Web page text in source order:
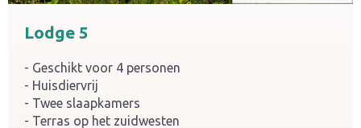
Lodge 5
Geschikt voor 4 personen
Huisdiervrij
Twee slaapkamers
Terras op het zuidwesten